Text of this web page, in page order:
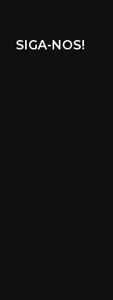
SIGA-NOS!